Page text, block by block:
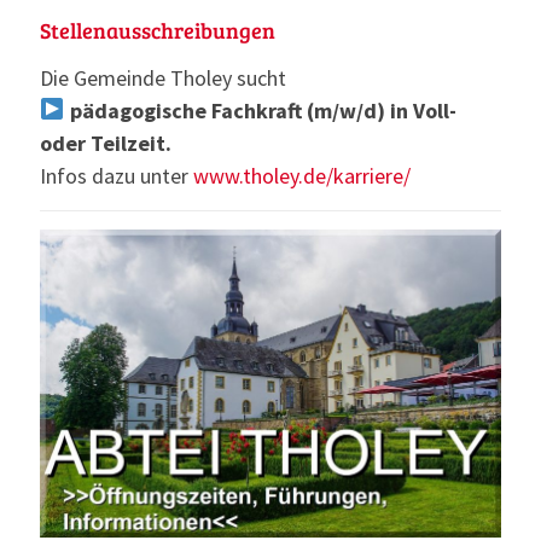
Stellenausschreibungen
Die Gemeinde Tholey sucht
pädagogische Fachkraft (m/w/d) in Voll-
oder Teilzeit.
Infos dazu unterwww.tholey.de/karriere/